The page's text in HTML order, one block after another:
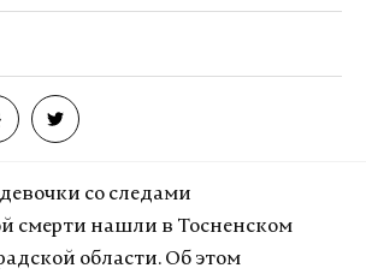
со следами
смерти нашли в Тосненском
области. Об этом